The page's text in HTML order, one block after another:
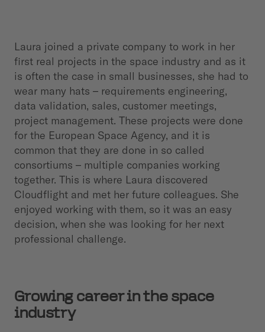
Laura joined a private company to work in her
first real projects in the space industry and as it
is often the case in small businesses, she had to
wear many hats – requirements engineering,
data validation, sales, customer meetings,
project management. These projects were done
for the European Space Agency, and it is
common that they are done in so called
consortiums – multiple companies working
together. This is where Laura discovered
Cloudflight and met her future colleagues. She
enjoyed working with them, so it was an easy
decision, when she was looking for her next
professional challenge.
Growing career in the space
industry